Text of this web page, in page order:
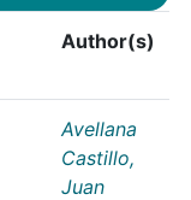
Author(s)
Avellana
Castillo,
Juan